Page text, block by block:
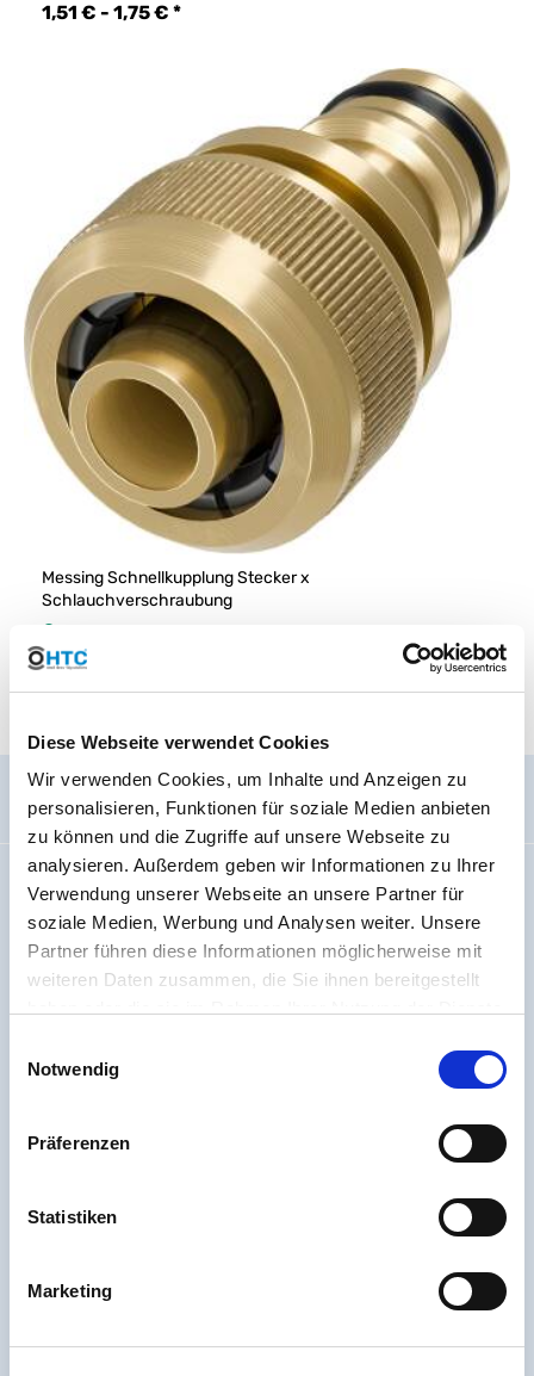
Diese Webseite verwendet Cookies
Wir verwenden Cookies, um Inhalte und Anzeigen zu
personalisieren, Funktionen für soziale Medien anbieten
zu können und die Zugriffe auf unsere Webseite zu
analysieren. Außerdem geben wir Informationen zu Ihrer
Verwendung unserer Webseite an unsere Partner für
soziale Medien, Werbung und Analysen weiter. Unsere
Partner führen diese Informationen möglicherweise mit
weiteren Daten zusammen, die Sie ihnen bereitgestellt
Cookies, wenn Sie unsere Webseite weiterhin nutzen.
Notwendig
Präferenzen
Statistiken
Marketing
1,51 € - 1,75 € *
Messing Schnellkupplung Stecker x
Schlauchverschraubung
3,90 € -
Allgemein
Impressum
Wir über uns
Code Of Conduct
Arbeiten bei PVC-Welt.de
Batterieverordnung